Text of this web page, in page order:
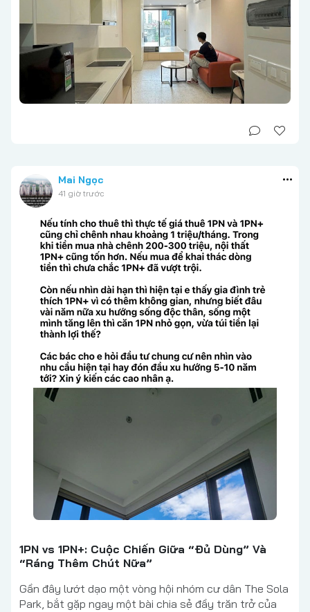
Mai Ngọc
41 giờ trước
1PN vs 1PN+: Cuộc Chiến Giữa “Đủ Dùng” Và
“Ráng Thêm Chút Nữa”
Gần đây lướt dạo một vòng hội nhóm cư dân The Sola
Park, bắt gặp ngay một bài chia sẻ đầy trăn trở của